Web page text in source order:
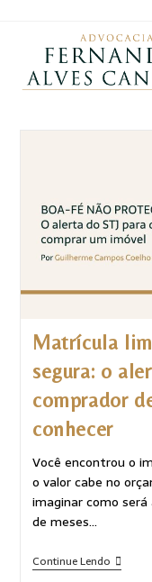
Matrícula
segura: o
comprador
conhecer
Você encontrou o
o valor cabe no
imaginar como será
de meses…
Continue Lendo